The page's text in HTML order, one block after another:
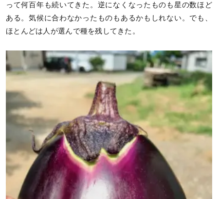
って何百年も続いてきた。逆になくなったものも星の数ほど
ある。気候に合わなかったものもあるかもしれない。でも、
ほとんどは人が選んで種を残してきた。